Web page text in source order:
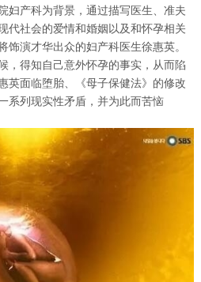
产科为背景，通过描写医生、准夫
代社会的爱情和婚姻以及和怀孕相关
演才华出众的妇产科医生徐惠英。
，得知自己意外怀孕的事实，从而陷
英面临堕胎、《母子保健法》的修改
系列现实性矛盾，并为此而苦恼